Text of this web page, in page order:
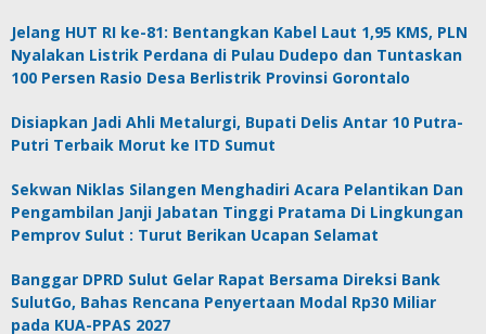
Jelang HUT RI ke-81: Bentangkan Kabel Laut 1,95 KMS, PLN
Nyalakan Listrik Perdana di Pulau Dudepo dan Tuntaskan
100 Persen Rasio Desa Berlistrik Provinsi Gorontalo
Disiapkan Jadi Ahli Metalurgi, Bupati Delis Antar 10 Putra-
Putri Terbaik Morut ke ITD Sumut
Sekwan Niklas Silangen Menghadiri Acara Pelantikan Dan
Pengambilan Janji Jabatan Tinggi Pratama Di Lingkungan
Pemprov Sulut : Turut Berikan Ucapan Selamat
Banggar DPRD Sulut Gelar Rapat Bersama Direksi Bank
SulutGo, Bahas Rencana Penyertaan Modal Rp30 Miliar
pada KUA-PPAS 2027